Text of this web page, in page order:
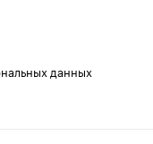
данных